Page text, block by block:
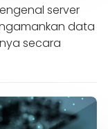
server
data
secara